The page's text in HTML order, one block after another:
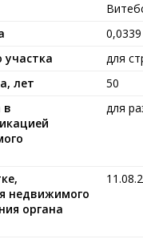
0,0339
участка
для
лет
50
в
для
недвижимого
органа